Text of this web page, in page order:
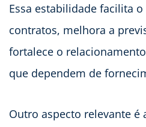
Essa estabilidade facilita
contratos, melhora a
fortalece o
que dependem de
Outro aspecto relevante é